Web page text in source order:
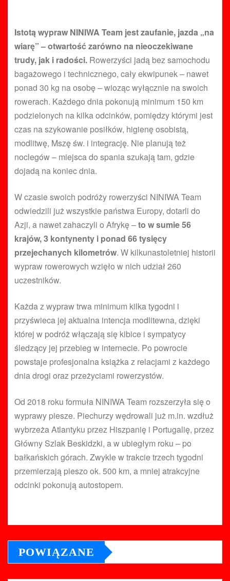
Istotą wypraw NINIWA Team jest zaufanie, jazda „na
wiarę” – otwartość zarówno na nieoczekiwane
trudy, jak i radości. Rowerzyści jadą bez samochodu
bagażowego i technicznego, cały ekwipunek – nawet
ponad 30 kg na osobę – wioząc wyłącznie na swoich
rowerach. Każdego dnia pokonują minimum 150 km
podzielonych na kilka odcinków, pomiędzy którymi jest
czas na szykowanie posiłków, higienę osobistą,
modlitwę, Mszę św. i integrację. Nie planują też
noclegów – miejsca do spania szukają tam, gdzie
dojadą na koniec dnia.
W czasie swoich podróży rowerzyści NINIWA Team
odwiedzili już wszystkie państwa Europy, dotarli do
Azji, a nawet zahaczyli o Afrykę –to w sumie56
krajów, 3 kontynenty i ponad 66 tysięcy
przejechanych kilometrów. W kilkunastoletniej historii
wypraw rowerowych wzięło w nich udział 260
uczestników.
Każda z wypraw trwa minimum kilka tygodni i
przyświeca jej aktualna intencja modlitewna, dzięki
której w podróż włączają się kibice i sympatycy
śledzący jej przebieg w internecie. Po powrocie
powstaje profesjonalna książka z relacjami z każdego
dnia drogi oraz przeżyciami rowerzystów.
Od 2018 roku formuła NINIWA Team rozszerzyła się o
wyprawy piesze. Piechurzy wędrowali już m.in. wzdłuż
wybrzeża Atlantyku przez Hiszpanię i Portugalię, przez
Główny Szlak Beskidzki, a w ubiegłym roku – po
bałkańskich górach. Zwykle w trakcie trzech tygodni
przemierzają pieszo ok. 500 km, a mniej atrakcyjne
odcinki pokonują autostopem.
POWIĄZANE